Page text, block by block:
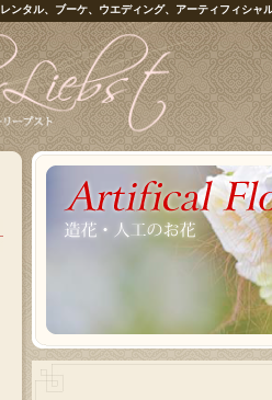
レンタル、ブーケ、ウエディング、アーティフィシャ